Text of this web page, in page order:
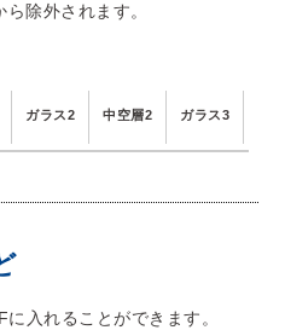
除外されます。
ガラス2 中空層2
ガラス3
入れることができます。